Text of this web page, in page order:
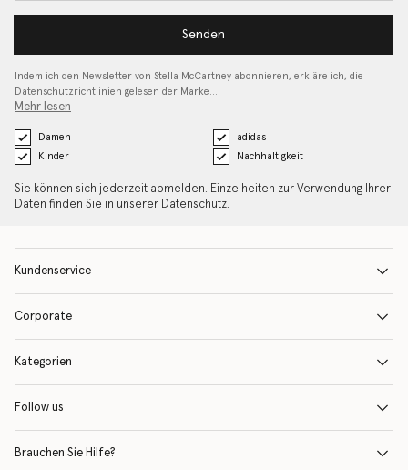
Senden
Indem ich den Newsletter von Stella McCartney abonnieren, erkläre ich, die
Datenschutzrichtlinien gelesen der Marke…
Mehr lesen
Damen
adidas
Kinder
Nachhaltigkeit
Sie können sich jederzeit abmelden. Einzelheiten zur Verwendung Ihrer
Daten finden Sie in unserer Datenschutz.
Kundenservice
Corporate
Kategorien
Follow us
Brauchen Sie Hilfe?